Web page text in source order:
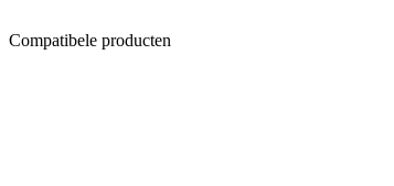
Compatibele producten